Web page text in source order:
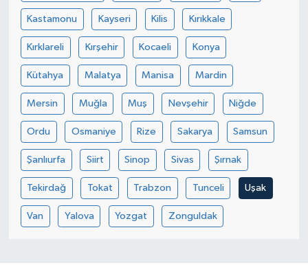
Kastamonu Kayseri Kilis Kırıkkale
Kırklareli Kırşehir Kocaeli Konya
Kütahya Malatya Manisa Mardin
Mersin Muğla Muş Nevşehir Niğde
Ordu Osmaniye Rize Sakarya Samsun
Şanlıurfa Siirt Sinop Sivas Şırnak
Tekirdağ Tokat Trabzon Tunceli Uşak
Van Yalova Yozgat Zonguldak